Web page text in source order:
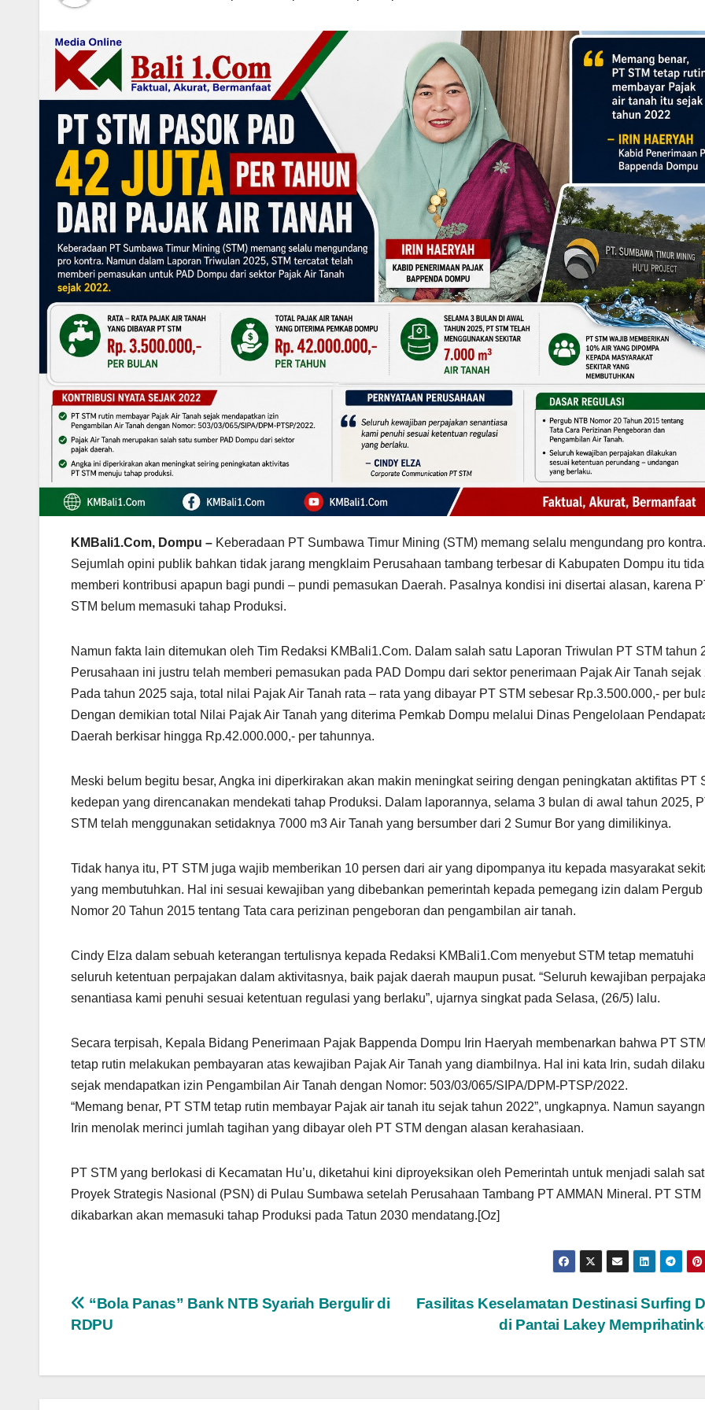
KMBali1.Com, Dompu – Keberadaan PT Sumbawa Timur Mining (STM) memang selalu mengundang pro kontra.
Sejumlah opini publik bahkan tidak jarang mengklaim Perusahaan tambang terbesar di Kabupaten Dompu itu
memberi kontribusi apapun bagi pundi – pundi pemasukan Daerah. Pasalnya kondisi ini disertai alasan, karena
STM belum memasuki tahap Produksi.
Namun fakta lain ditemukan oleh Tim Redaksi KMBali1.Com. Dalam salah satu Laporan Triwulan PT STM tahun
Perusahaan ini justru telah memberi pemasukan pada PAD Dompu dari sektor penerimaan Pajak Air Tanah sejak
Pada tahun 2025 saja, total nilai Pajak Air Tanah rata – rata yang dibayar PT STM sebesar Rp.3.500.000,- per
Dengan demikian total Nilai Pajak Air Tanah yang diterima Pemkab Dompu melalui Dinas Pengelolaan
Daerah berkisar hingga Rp.42.000.000,- per tahunnya.
Meski belum begitu besar, Angka ini diperkirakan akan makin meningkat seiring dengan peningkatan aktifitas PT
kedepan yang direncanakan mendekati tahap Produksi. Dalam laporannya, selama 3 bulan di awal tahun 2025,
STM telah menggunakan setidaknya 7000 m3 Air Tanah yang bersumber dari 2 Sumur Bor yang dimilikinya.
Tidak hanya itu, PT STM juga wajib memberikan 10 persen dari air yang dipompanya itu kepada masyarakat
yang membutuhkan. Hal ini sesuai kewajiban yang dibebankan pemerintah kepada pemegang izin dalam Pergub
Nomor 20 Tahun 2015 tentang Tata cara perizinan pengeboran dan pengambilan air tanah.
Cindy Elza dalam sebuah keterangan tertulisnya kepada Redaksi KMBali1.Com menyebut STM tetap mematuhi
seluruh ketentuan perpajakan dalam aktivitasnya, baik pajak daerah maupun pusat. “Seluruh kewajiban
senantiasa kami penuhi sesuai ketentuan regulasi yang berlaku”, ujarnya singkat pada Selasa, (26/5) lalu.
Secara terpisah, Kepala Bidang Penerimaan Pajak Bappenda Dompu Irin Haeryah membenarkan bahwa PT STM
tetap rutin melakukan pembayaran atas kewajiban Pajak Air Tanah yang diambilnya. Hal ini kata Irin, sudah
sejak mendapatkan izin Pengambilan Air Tanah dengan Nomor: 503/03/065/SIPA/DPM-PTSP/2022.
“Memang benar, PT STM tetap rutin membayar Pajak air tanah itu sejak tahun 2022”, ungkapnya. Namun
Irin menolak merinci jumlah tagihan yang dibayar oleh PT STM dengan alasan kerahasiaan.
PT STM yang berlokasi di Kecamatan Hu’u, diketahui kini diproyeksikan oleh Pemerintah untuk menjadi salah
Proyek Strategis Nasional (PSN) di Pulau Sumbawa setelah Perusahaan Tambang PT AMMAN Mineral. PT STM
dikabarkan akan memasuki tahap Produksi pada Tatun 2030 mendatang.[Oz]
Navigasi
Fasilitas Keselamatan Destinasi Surfing
di Pantai Lakey
“Bola Panas” Bank NTB Syariah Bergulir di
RDPU